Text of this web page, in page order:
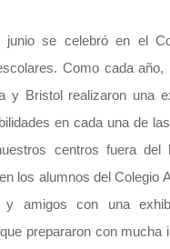
se celebró en el
Como cada
y Bristol realizaron una
en cada una de
centros fuera del
los alumnos del Colegio
amigos con una
prepararon con mucha